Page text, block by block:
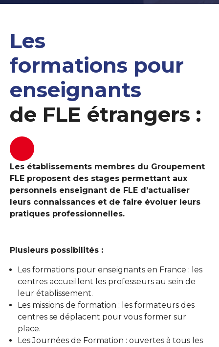
Les
formations pour
enseignants
de FLE étrangers :
Les établissements membres du Groupement
FLE proposent des stages permettant aux
personnels enseignant de FLE d’actualiser
leurs connaissances et de faire évoluer leurs
pratiques professionnelles.
Plusieurs possibilités :
Les formations pour enseignants en France : les
centres accueillent les professeurs au sein de
leur établissement.
Les missions de formation : les formateurs des
centres se déplacent pour vous former sur
place.
Les Journées de Formation : ouvertes à tous les